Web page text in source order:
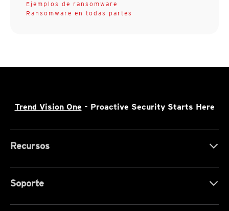
Ejemplos de ransomware
Ransomware en todas partes
Trend Vision One - Proactive Security Starts Here
Recursos
Soporte